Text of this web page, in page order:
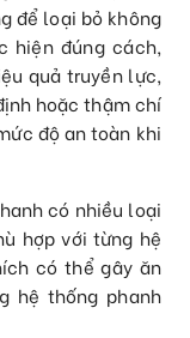
để loại bỏ không
hiện đúng cách,
quả truyền lực,
hoặc thậm chí
độ an toàn khi
có nhiều loại
hợp với từng hệ
có thể gây ăn
hệ thống phanh